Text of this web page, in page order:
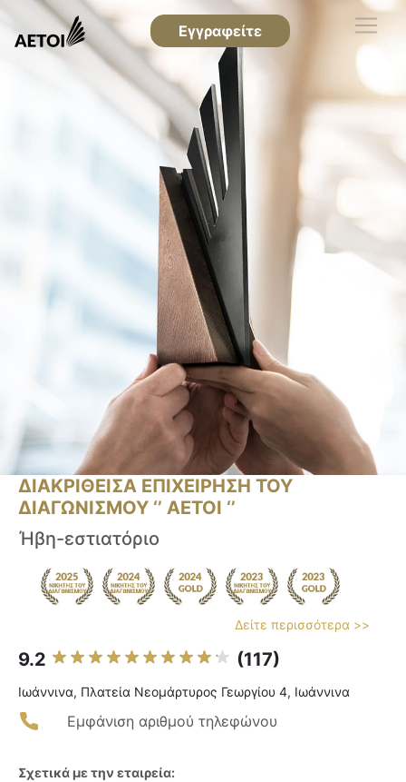
Εγγραφείτε
ΔΙΑΚΡΙΘΕΙΣΑ ΕΠΙΧΕΙΡΗΣΗ ΤΟΥ
ΔΙΑΓΩΝΙΣΜΟΥ ‘’ ΑΕΤΟΙ ‘’
Ήβη-εστιατόριο
Δείτε περισσότερα >>
9.2 (117)
Ιωάννινα, Πλατεία Νεομάρτυρος Γεωργίου 4, Ιωάννινα
Εμφάνιση αριθμού τηλεφώνου
Σχετικά με την εταιρεία: